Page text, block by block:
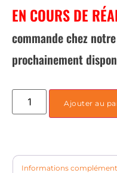
EN COURS DE
commande chez
prochainement
Ajouter au
Informations